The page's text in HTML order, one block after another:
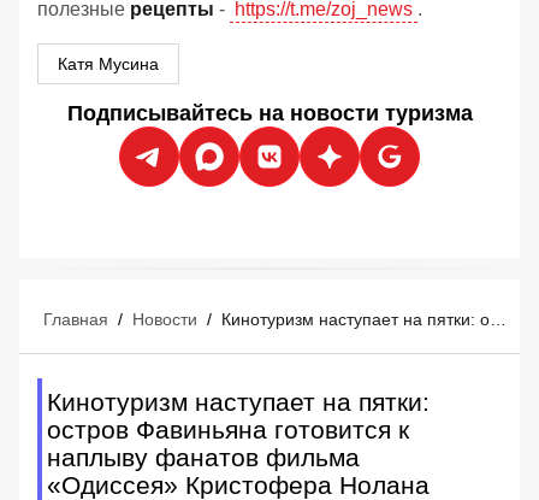
полезные рецепты - https://t.me/zoj_news .
Катя Мусина
Подписывайтесь на новости туризма
Главная / Новости /
Кинотуризм наступает на пятки:
остров Фавиньяна готовится к
наплыву фанатов фильма
«Одиссея» Кристофера Нолана